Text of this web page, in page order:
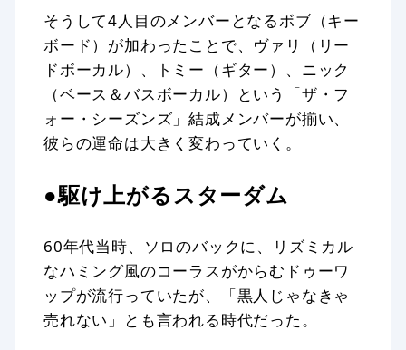
そうして4人目のメンバーとなるボブ（キー
ボード）が加わったことで、ヴァリ（リー
ドボーカル）、トミー（ギター）、ニック
（ベース＆バスボーカル）という「ザ・フ
ォー・シーズンズ」結成メンバーが揃い、
彼らの運命は大きく変わっていく。
●駆け上がるスターダム
60年代当時、ソロのバックに、リズミカル
なハミング風のコーラスがからむドゥーワ
ップが流行っていたが、「黒人じゃなきゃ
売れない」とも言われる時代だった。